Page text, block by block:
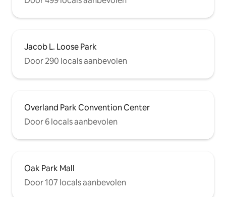
Jacob L. Loose Park
Door 290 locals aanbevolen
Overland Park Convention Center
Door 6 locals aanbevolen
Oak Park Mall
Door 107 locals aanbevolen